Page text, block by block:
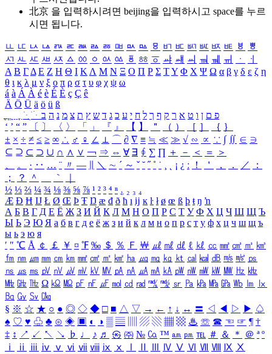
北京 을 입력하시려면 beijing을 입력하시고 space를 누르
시면 됩니다.
ㅥ ㅦ ㅧ ㅨ ㅩ ㅪ ㅫ ㅬ ㅭ ㅮ ㅯ ㅰ ㅱ ㅲ ㅳ ㅴ ㅵ ㅶ ㅷ ㅸ
ㅹ
ㅺ ㅻ ㅼ ㅽ ㅾ ㅿ ㆀ ㆁ ㆂ ㆃ ㆄ ㆅ ㆆ ㆇ ㆈ ㆉ ㆊ ㆋ ㆌ ㆍ
ㆎ
Α Β ΓΔ Ε Ζ Η Θ Ι ΚΛ Μ Ν Ξ Ο Π Ρ Σ ΤΥ Φ Χ Ψ Ω α β γ δ ε ζ η
θ ι κ λ μ ν ξ ο π ρ σ τ υ φ χ ψ ω
á à Á À é è É È ç Ç ê
Ä Ö Ü ä ö ü ß
ִֶֹ ֻּ ׁׂ פ ם ן ו ט א ר ק ף ך ל ח י ע כ ג ד ש ץ ת צ מ נ ה ב
‘ ’ “ ” 〔 〕 〈 〉 「 」 『 』 【 】 ＂ （ ） ［ ］ ｛ ｝
± × ÷ ≠ ≤ ≥ ∞ ∴ ♂ ♀ ∠ ⊥ ⌒ ∂ ∇ ≡ ≒ ≪ ≫ √ ∽ ∝ ∵ ∫ ∬ ∈ ∋
⊆ ⊇ ⊂ ⊃ ∪ ∩ ∧ ∨ ￢ ⇒ ⇔ ∀ ∃ ∮ ∑ ∏ ＋ － ＜ ＝
＞
、
。 · ‥ … ¨ 〃 ― ＼ ∼ ´ ～ ˇ ˘ ˝ ˚ ˙ ¸ ¡ ¿ ː ！ ＇ ， ． ／
：
；
？ ＾ ｀
½ ⅓ ⅔ ¼ ¾ ⅛ ⅜ ⅝ ⅞ ¹ ² ³ ⁴ ⁿ ₁ ₂ ₃ ₄
Æ Ð Ħ Ĳ Ł Ø Œ Þ Ŧ Ŋ æ đ ð ħ ı ĳ ĸ ŀ ł ø œ ß þ ŧ ŋ ŉ
А Б В Г Д Е Ё Ж З И Й К Л М Н О П Р С Т У Ф Х Ц Ч Ш Щ Ъ
Ы Ь Э Ю Я а б в г д е ё ж з и й к л м н о п р с т у ф х ц ч ш щ ъ
ы ь э ю я
′ ″ ℃ Å ￠ ￡ ￥ ¤ ℉ ‰ ＄ ％ Ｆ ￦ ㎕ ㎖ ㎗ ℓ ㎘ ㏄ ㎣ ㎤ ㎥ ㎦
㎙ ㎚ ㎛ ㎜ ㎝ ㎞ ㎟ ㎠ ㎡ ㎢ ㏊ ㎍ ㎎ ㎏ ㏏ ㎈ ㎉ ㏈ ㎧ ㎨ ㎰
㎱ ㎲ ㎳ ㎴ ㎵ ㎶ ㎷ ㎸ ㎹ ㎀ ㎁ ㎂ ㎃ ㎄ ㎺ ㎻ ㎽ ㎾ ㎿ ㎐ ㎑
㎒ ㎓ ㎔ Ω ㏀ ㏁ ㎊ ㎋ ㎌ ㏖ ㏅ ㎭ ㎮ ㎯ ㏛ ㎩ ㎪ ㎫ ㎬ ㏝ ㏐
㏓
㏃ ㏉ ㏜ ㏆
§ ※ ☆ ★ ○ ● ◎ ◇ ◆ □ ■ △ ▽ → ← ↑ ↓ ↔ 〓 ◁ ◀ ▷ ▶ ♤
♠ ♡ ♥ ♧ ♣ ⊙ ◈ ▣ ◐ ◑ ▒ ▤ ▨ ▧ ▦ ▩ ♨ ☏ ☎ ☜ ☞ ¶ †
‡ ↕ ↗ ↙ ↖ ↘ ♭ ♩ ♪ ♬ ㉿ ㈜ № ㏇ ™ ㏂ ㏘ ℡ ＃ ＆ ＊ ＠ ª º
ⅰ
ⅱ ⅲ ⅳ ⅴ ⅵ ⅶ ⅷ ⅸ ⅹ Ⅳ Ⅴ Ⅵ Ⅶ Ⅷ Ⅸ Ⅹ